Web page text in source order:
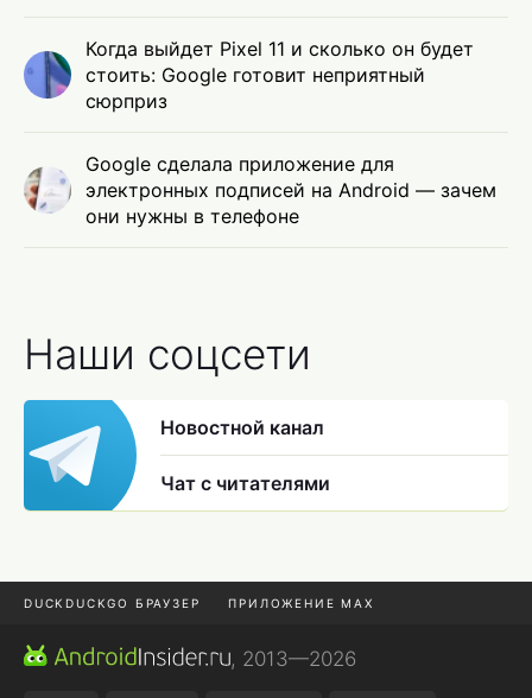
Когда выйдет Pixel 11 и сколько он будет
стоить: Google готовит неприятный
сюрприз
Google сделала приложение для
электронных подписей на Android — зачем
они нужны в телефоне
Наши соцсети
Новостной канал
Чат с читателями
DUCKDUCKGO БРАУЗЕР ПРИЛОЖЕНИЕ MAX
ПРИЛОЖЕНИЯ ANDROID
, 2013—2026